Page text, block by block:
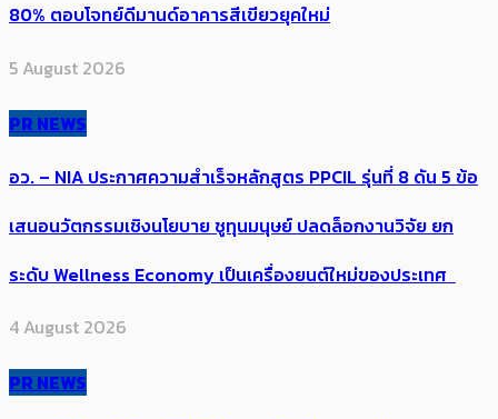
80% ตอบโจทย์ดีมานด์อาคารสีเขียวยุคใหม่
5 August 2026
PR NEWS
อว. – NIA ประกาศความสำเร็จหลักสูตร PPCIL รุ่นที่ 8 ดัน 5 ข้อ
เสนอนวัตกรรมเชิงนโยบาย ชูทุนมนุษย์ ปลดล็อกงานวิจัย ยก
ระดับ Wellness Economy เป็นเครื่องยนต์ใหม่ของประเทศ
4 August 2026
PR NEWS